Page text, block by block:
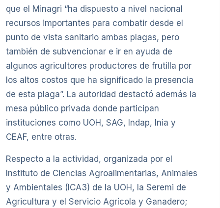
que el Minagri “ha dispuesto a nivel nacional
recursos importantes para combatir desde el
punto de vista sanitario ambas plagas, pero
también de subvencionar e ir en ayuda de
algunos agricultores productores de frutilla por
los altos costos que ha significado la presencia
de esta plaga”. La autoridad destactó además la
mesa público privada donde participan
instituciones como UOH, SAG, Indap, Inia y
CEAF, entre otras.
Respecto a la actividad, organizada por el
Instituto de Ciencias Agroalimentarias, Animales
y Ambientales (ICA3) de la UOH, la Seremi de
Agricultura y el Servicio Agrícola y Ganadero;